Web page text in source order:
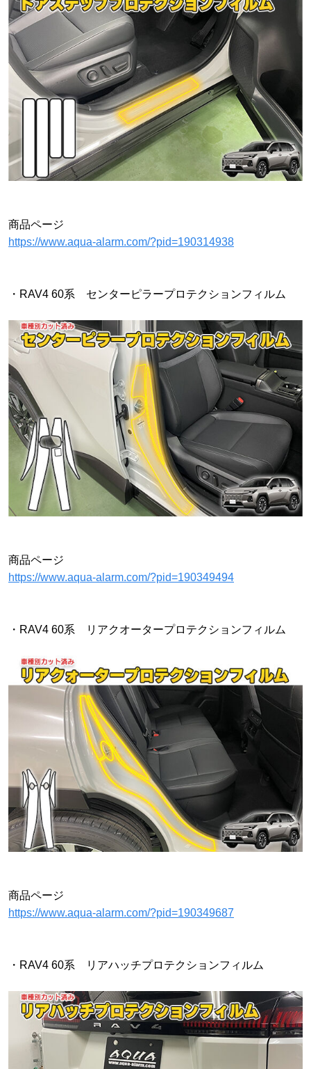
商品ページ
https://www.aqua-alarm.com/?pid=190314938
・RAV4 60系 センターピラープロテクションフィルム
商品ページ
https://www.aqua-alarm.com/?pid=190349494
・RAV4 60系 リアクオータープロテクションフィルム
商品ページ
https://www.aqua-alarm.com/?pid=190349687
・RAV4 60系 リアハッチプロテクションフィルム